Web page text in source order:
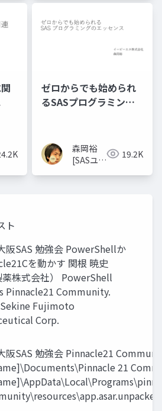
ゼロからでも始められ
るSASプログラミング
森岡裕
[SASユー
19.2K
ト
阪SAS 勉強会 PowerShellか
を動かす 関根 暁史
薬株式会社） PowerShell
Pinnacle21 Community.
Fujimoto
Corp.
阪SAS 勉強会 Pinnacle21
21